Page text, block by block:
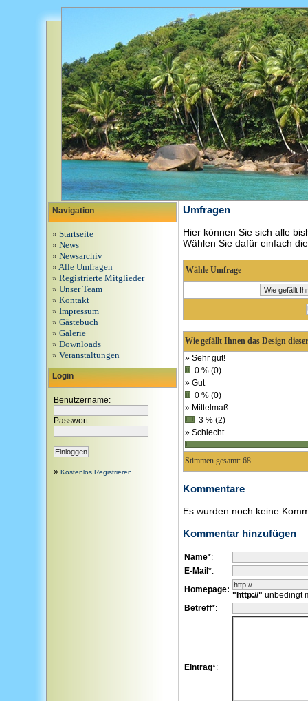
Navigation
» Startseite
» News
» Newsarchiv
» Alle Umfragen
» Registrierte Mitglieder
» Unser Team
» Kontakt
» Impressum
» Gästebuch
» Galerie
» Downloads
» Veranstaltungen
Login
Benutzername:
Passwort:
» Kostenlos Registrieren
Umfragen
Hier können Sie sich alle
Wählen Sie dafür einfach
Wähle Umfrage
Wie gefällt Ihnen das Design
» Sehr gut!
0 % (0)
» Gut
0 % (0)
» Mittelmaß
3 % (2)
» Schlecht
Stimmen gesamt: 68
Kommentare
Es wurden noch keine
Kommentar hinzufügen
Name*:
E-Mail *:
Homepage:
"http://" unbedingt
Betreff*:
Eintrag*: